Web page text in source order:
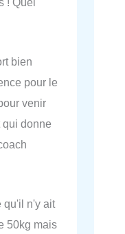
bien
pour le
venir
qui donne
qu'il n'y ait
50kg mais